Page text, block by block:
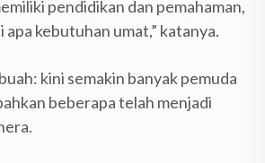
pendidikan dan pemahaman,
kebutuhan umat,” katanya.
kini semakin banyak pemuda
beberapa telah menjadi